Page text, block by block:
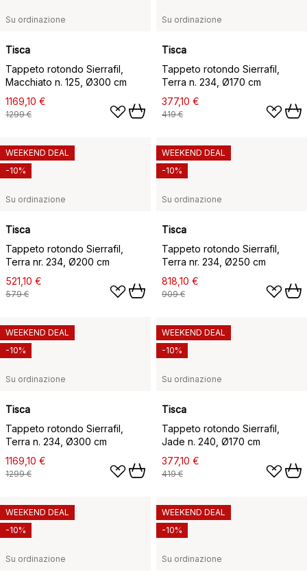
Su ordinazione
Tisca
Tappeto rotondo Sierrafil,
Macchiato n. 125, Ø300 cm
1169,10 €
1299 €
Su ordinazione
Tisca
Tappeto rotondo Sierrafil,
Terra n. 234, Ø170 cm
377,10 €
419 €
Su ordinazione
Tisca
Tappeto rotondo Sierrafil,
Terra nr. 234, Ø200 cm
521,10 €
579 €
WEEKEND DEAL
-10%
Su ordinazione
Tisca
Tappeto rotondo Sierrafil,
Terra nr. 234, Ø250 cm
818,10 €
909 €
WEEKEND DEAL
-10%
Su ordinazione
Tisca
Tappeto rotondo Sierrafil,
Terra n. 234, Ø300 cm
1169,10 €
1299 €
WEEKEND DEAL
-10%
Su ordinazione
Tisca
Tappeto rotondo Sierrafil,
Jade n. 240, Ø170 cm
377,10 €
419 €
WEEKEND DEAL
-10%
Su ordinazione
WEEKEND DEAL
-10%
Su ordinazione
WEEKEND DEAL
-10%